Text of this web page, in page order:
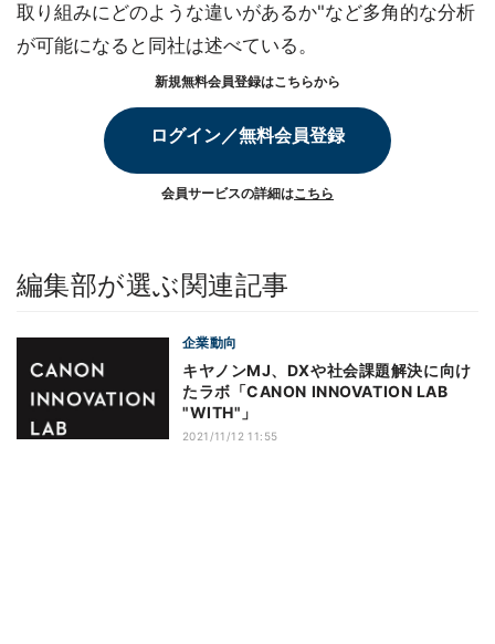
取り組みにどのような違いがあるか"など多角的な分析
が可能になると同社は述べている。
新規無料会員登録はこちらから
ログイン／無料会員登録
会員サービスの詳細はこちら
編集部が選ぶ関連記事
企業動向
キヤノンMJ、DXや社会課題解決に向け
たラボ「CANON INNOVATION LAB
"WITH"」
2021/11/12 11:55